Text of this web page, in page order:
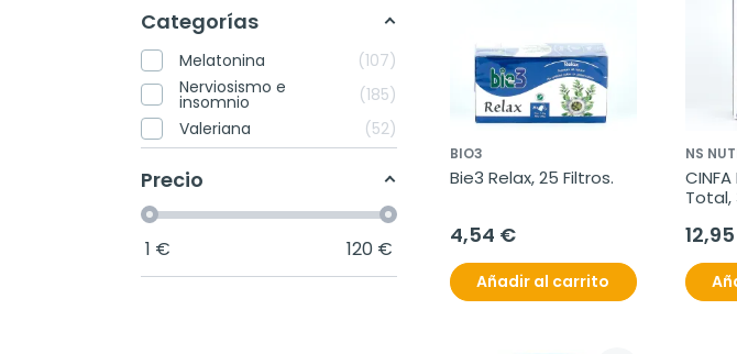
Categorías
Melatonina
107
Nerviosismo e
insomnio
185
Valeriana
52
Precio
1 € 120 €
BIO3
Bie3 Relax, 25 Filtros.
4,54 €
Añadir al carrito
NS
Total,